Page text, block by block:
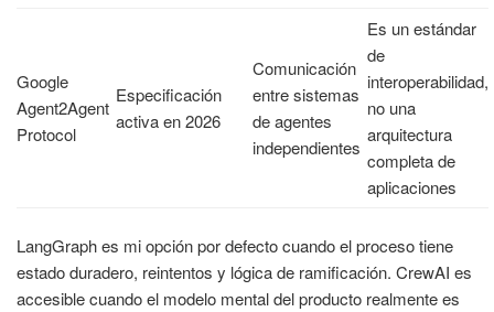
Google
Agent2Agent
Protocol
Especificación
activa en 2026
Comunicación
entre sistemas
de agentes
independientes
Es un estándar
de
interoperabilidad,
no una
arquitectura
completa de
aplicaciones
LangGraph es mi opción por defecto cuando el proceso tiene
estado duradero, reintentos y lógica de ramificación. CrewAI es
accesible cuando el modelo mental del producto realmente es